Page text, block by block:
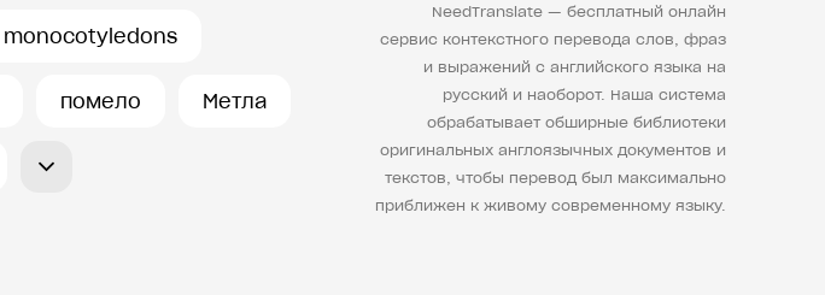
monocotyledons
помело Метла
NeedTranslate — бесплатный онлайн
сервис контекстного перевода слов, фраз
и выражений с английского языка на
русский и наоборот. Наша система
обрабатывает обширные библиотеки
оригинальных англоязычных документов и
текстов, чтобы перевод был максимально
приближен к живому современному языку.